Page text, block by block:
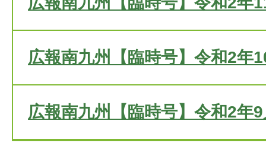
広報南九州【臨時号】令和2年
広報南九州【臨時号】令和2年